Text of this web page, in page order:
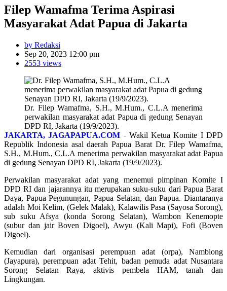
Filep Wamafma Terima Aspirasi
Masyarakat Adat Papua di Jakarta
by Redaksi
Sep 20, 2023 12:00 pm
2553 views
Dr. Filep Wamafma, S.H., M.Hum., C.L.A menerima
perwakilan masyarakat adat Papua di gedung Senayan
DPD RI, Jakarta (19/9/2023).
JAKARTA, JAGAPAPUA.COM - Wakil Ketua Komite I DPD
Republik Indonesia asal daerah Papua Barat Dr. Filep Wamafma,
S.H., M.Hum., C.L.A menerima perwakilan masyarakat adat Papua
di gedung Senayan DPD RI, Jakarta (19/9/2023).
Perwakilan masyarakat adat yang menemui pimpinan Komite I
DPD RI dan jajarannya itu merupakan suku-suku dari Papua Barat
Daya, Papua Pegunungan, Papua Selatan, dan Papua. Diantaranya
adalah Moi Kelim, (Gelek Malak), Kalawilis Pasa (Sayosa Sorong),
sub suku Afsya (konda Sorong Selatan), Wambon Kenemopte
(subur dan jair Boven Digoel), Awyu (Kali Mapi), Fofi (Boven
Digoel).
Kemudian dari organisasi perempuan adat (orpa), Namblong
(Jayapura), perempuan adat Tehit, badan pemuda adat Nusantara
Sorong Selatan Raya, aktivis pembela HAM, tanah dan
Lingkungan.